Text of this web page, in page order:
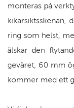
monteras på
kikarsiktsskenan,
ring som helst,
älskar den
geväret, 60 mm
kommer med ett